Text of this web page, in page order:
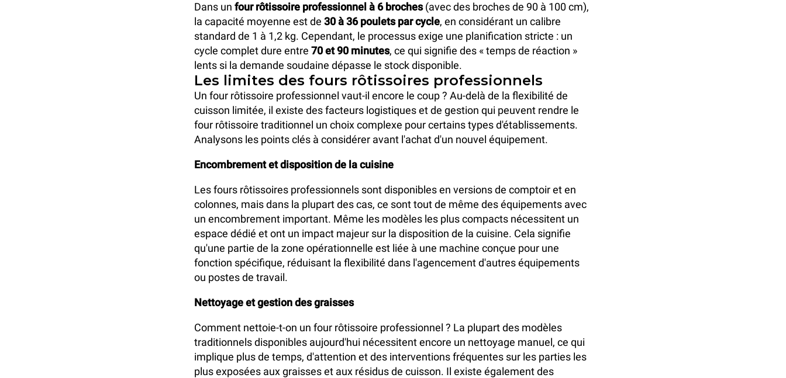
Dans un four rôtissoire professionnel à 6 broches(avec des broches de 90 à 100 cm),
la capacité moyenne est de 30 à 36 poulets par cycle, en considérant un calibre
standard de 1 à 1,2 kg. Cependant, le processus exige une planification stricte : un
cycle complet dure entre 70 et 90 minutes, ce qui signifie des « temps de réaction »
lents si la demande soudaine dépasse le stock disponible.
Les limites des fours rôtissoires professionnels
Un four rôtissoire professionnel vaut-il encore le coup ? Au-delà de la flexibilité de
cuisson limitée, il existe des facteurs logistiques et de gestion qui peuvent rendre le
four rôtissoire traditionnel un choix complexe pour certains types d'établissements.
Analysons les points clés à considérer avant l'achat d'un nouvel équipement.
Encombrement et disposition de la cuisine
Les fours rôtissoires professionnels sont disponibles en versions de comptoir et en
colonnes, mais dans la plupart des cas, ce sont tout de même des équipements avec
un encombrement important. Même les modèles les plus compacts nécessitent un
espace dédié et ont un impact majeur sur la disposition de la cuisine. Cela signifie
qu'une partie de la zone opérationnelle est liée à une machine conçue pour une
fonction spécifique, réduisant la flexibilité dans l'agencement d'autres équipements
ou postes de travail.
Nettoyage et gestion des graisses
Comment nettoie-t-on un four rôtissoire professionnel ? La plupart des modèles
traditionnels disponibles aujourd'hui nécessitent encore un nettoyage manuel, ce qui
implique plus de temps, d'attention et des interventions fréquentes sur les parties les
plus exposées aux graisses et aux résidus de cuisson. Il existe également des